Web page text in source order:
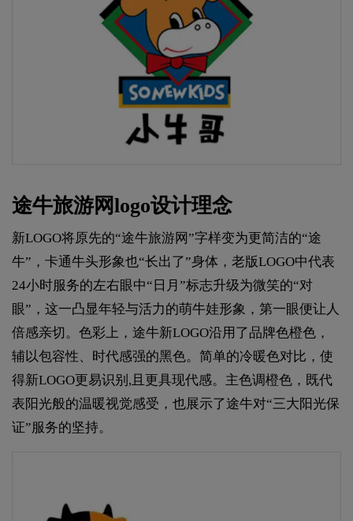
途牛旅游网logo设计理念
新LOGO将原先的“途牛旅游网”字样变为更简洁的“途
牛”，卡通牛头形象也“长出了”身体，老版LOGO中代表
24小时服务的左右眼中“日月”标志升级为微笑的“对
眼”，这一凸显年轻与活力的萌牛娃形象，第一眼便让人
倍感亲切。色彩上，途牛新LOGO沿用了品牌色橙色，
辅以包容性、时代感强的黑色。简单的冷暖色对比，使
得新LOGO更易识别,且更具现代感。主色调橙色，既代
表阳光般的温暖视觉感受，也展示了途牛对“三大阳光保
证”服务的坚持。